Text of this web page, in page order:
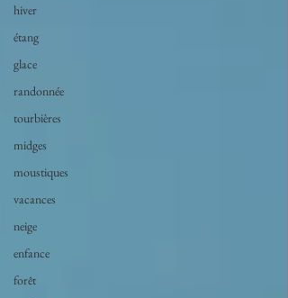
hiver
étang
glace
randonnée
tourbières
midges
moustiques
vacances
neige
enfance
forêt